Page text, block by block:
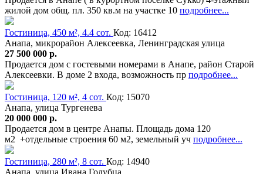
жилой дом общ. пл. 350 кв.м на участке 10 подробнее...
Гостиница, 450 м², 4.4 сот. Код: 16412
Анапа, микрорайон Алексеевка, Ленинградская улица
27 500 000 р.
Продается дом с гостевыми номерами в Анапе, район Старой
Алексеевки. В доме 2 входа, возможность пр подробнее...
Гостиница, 120 м², 4 сот. Код: 15070
Анапа, улица Тургенева
20 000 000 р.
Продается дом в центре Анапы. Площадь дома 120
м2 +отдельные строения 60 м2, земельный уч подробнее...
Гостиница, 280 м², 8 сот. Код: 14940
Анапа, улица Ивана Голубца